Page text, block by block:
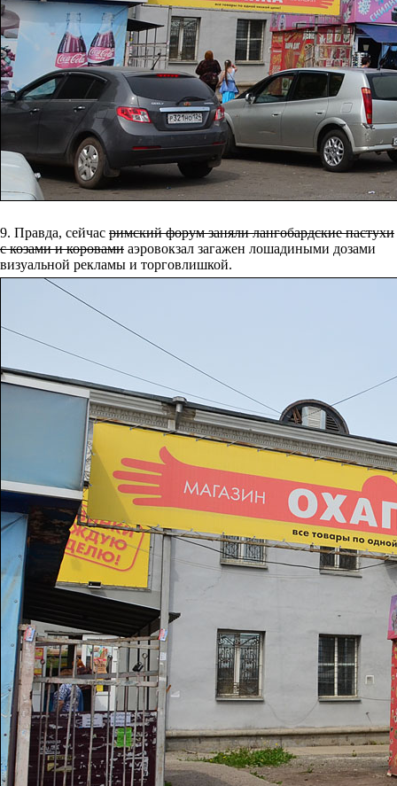
9. Правда, сейчас римский форум заняли лангобардские пастухи
с козами и коровами аэровокзал загажен лошадиными дозами
визуальной рекламы и торговлишкой.